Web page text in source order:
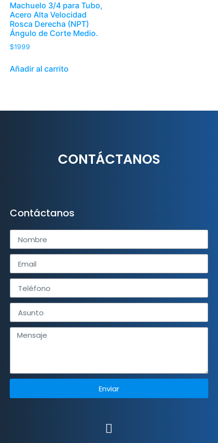
Machuelo 3/4 para Tubo,
Acero Alta Velocidad
Rosca Derecha (NPT)
Ángulo de Corte Medio.
$1999
Añadir al carrito
CONTÁCTANOS
Contáctanos
Enviar